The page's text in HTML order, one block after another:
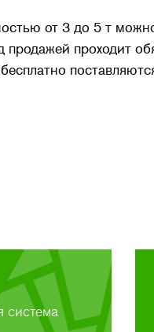
от 3 до 5 т
проходит
система